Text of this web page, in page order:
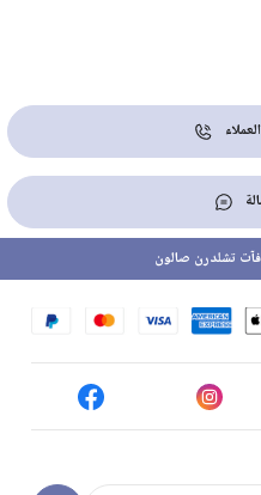
تشلدرن صالون